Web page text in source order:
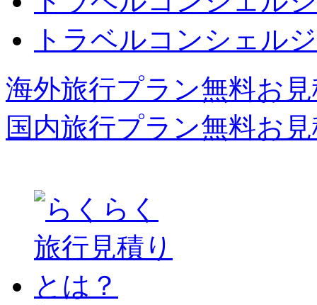
トラベルコンシェル
海外旅行プラン無料お
国内旅行プラン無料お